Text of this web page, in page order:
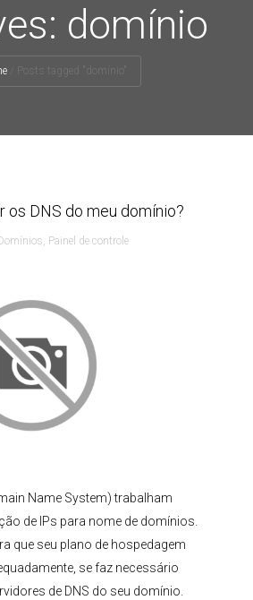
domínio
Posts tagged "domínio"
os DNS do meu domínio?
Domínios, Painel de controle
Name System) trabalham
de IPs para nome de domínios.
que seu plano de hospedagem
se faz necessário
de DNS do seu domínio.